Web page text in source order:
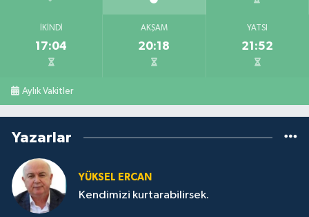
İKINDI
17:04
AKŞAM
20:18
YATSI
21:52
Aylık Vakitler
Yazarlar
YÜKSEL ERCAN
Kendimizi kurtarabilirsek.